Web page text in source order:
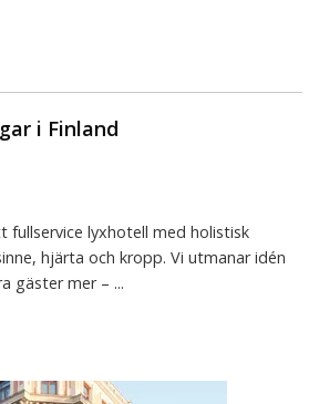
i Finland
fullservice lyxhotell med holistisk
hjärta och kropp. Vi utmanar idén
gäster mer – ...